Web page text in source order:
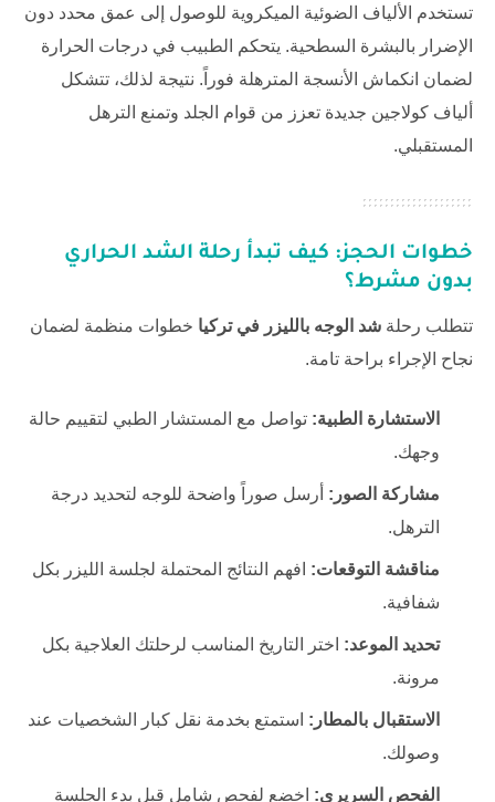
تستخدم الألياف الضوئية الميكروية للوصول إلى عمق محدد دون
الإضرار بالبشرة السطحية. يتحكم الطبيب في درجات الحرارة
لضمان انكماش الأنسجة المترهلة فوراً. نتيجة لذلك، تتشكل
ألياف كولاجين جديدة تعزز من قوام الجلد وتمنع الترهل
المستقبلي.
خطوات الحجز: كيف تبدأ رحلة الشد الحراري
بدون مشرط؟
تتطلب رحلة شد الوجه بالليزر في تركيا خطوات منظمة لضمان
نجاح الإجراء براحة تامة.
الاستشارة الطبية: تواصل مع المستشار الطبي لتقييم حالة
وجهك.
مشاركة الصور: أرسل صوراً واضحة للوجه لتحديد درجة
الترهل.
مناقشة التوقعات: افهم النتائج المحتملة لجلسة الليزر بكل
شفافية.
تحديد الموعد: اختر التاريخ المناسب لرحلتك العلاجية بكل
مرونة.
الاستقبال بالمطار: استمتع بخدمة نقل كبار الشخصيات عند
وصولك.
الفحص السريري: اخضع لفحص شامل قبل بدء الجلسة